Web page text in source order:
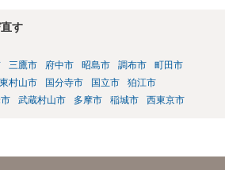
す
三鷹市 府中市 昭島市 調布市
町田市
東村山市 国分寺市 国立市
狛江市
武蔵村山市 多摩市 稲城市 西東京市